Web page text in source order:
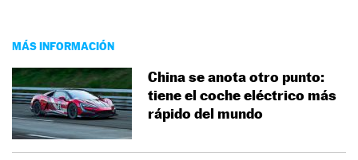
MÁS INFORMACIÓN
China se anota otro punto:
tiene el coche eléctrico más
rápido del mundo